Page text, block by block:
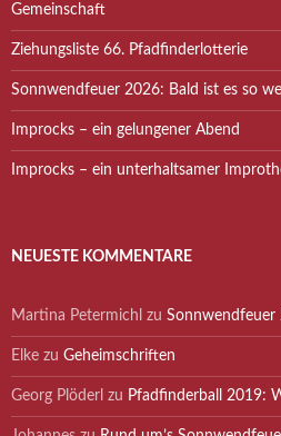
Gemeinschaft
Ziehungsliste 66. Pfadfinderlotterie
Sonnwendfeuer 2026: Bald ist es so
Improcks – ein gelungener Abend
Improcks – ein unterhaltsamer
NEUESTE KOMMENTARE
Martina Petermichl zu Sonnwendfeuer
Elke zu Geheimschriften
Georg Plöderl zu Pfadfinderball 2019: